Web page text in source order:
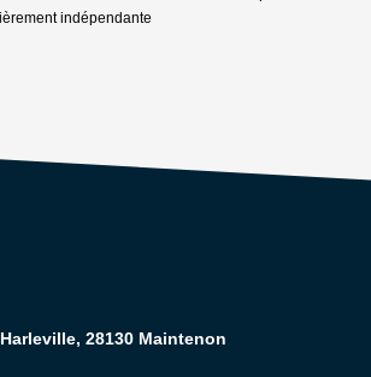
indépendante
28130 Maintenon